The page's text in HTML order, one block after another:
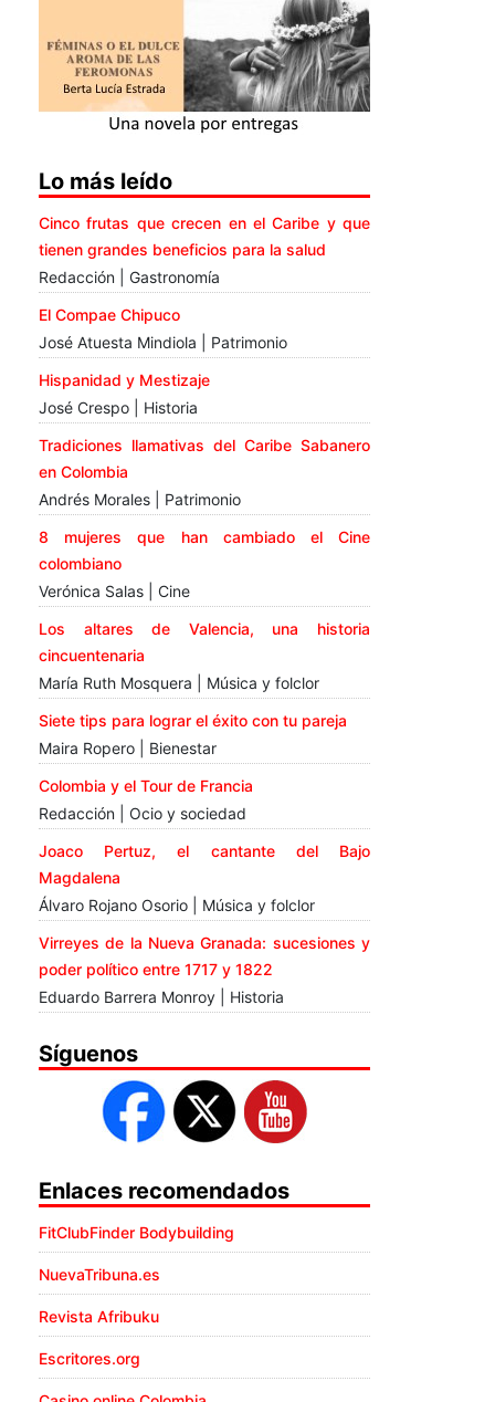
Lo más leído
Cinco frutas que crecen en el Caribe y que
tienen grandes beneficios para la salud
Redacción | Gastronomía
El Compae Chipuco
José Atuesta Mindiola | Patrimonio
Hispanidad y Mestizaje
José Crespo | Historia
Tradiciones llamativas del Caribe Sabanero
en Colombia
Andrés Morales | Patrimonio
8 mujeres que han cambiado el Cine
colombiano
Verónica Salas | Cine
Los altares de Valencia, una historia
cincuentenaria
María Ruth Mosquera | Música y folclor
Siete tips para lograr el éxito con tu pareja
Maira Ropero | Bienestar
Colombia y el Tour de Francia
Redacción | Ocio y sociedad
Joaco Pertuz, el cantante del Bajo
Magdalena
Álvaro Rojano Osorio | Música y folclor
Virreyes de la Nueva Granada: sucesiones y
poder político entre 1717 y 1822
Eduardo Barrera Monroy | Historia
Síguenos
Enlaces recomendados
FitClubFinder Bodybuilding
NuevaTribuna.es
Revista Afribuku
Escritores.org